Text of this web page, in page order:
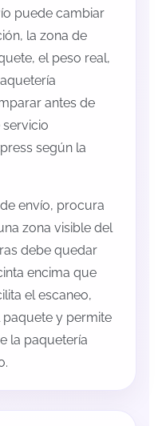
puede cambiar
la zona de
el peso real,
antes de
según la
envío, procura
zona visible del
debe quedar
encima que
el escaneo,
y permite
la paquetería